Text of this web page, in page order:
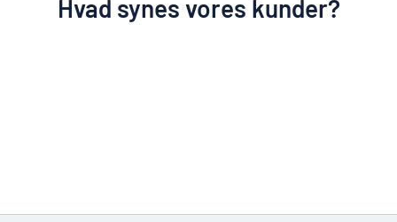
Hvad synes vores kunder?